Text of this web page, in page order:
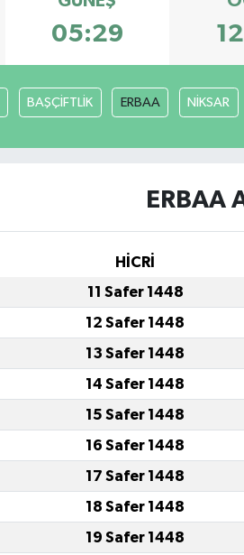
05:29
BAŞÇİFTLİK ERBAA NİKSAR
ERBAA
HİCRİ
11 Safer 1448
12 Safer 1448
13 Safer 1448
14 Safer 1448
15 Safer 1448
16 Safer 1448
17 Safer 1448
18 Safer 1448
19 Safer 1448